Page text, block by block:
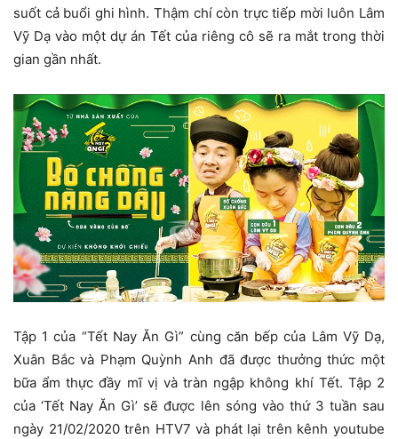
suốt cả buổi ghi hình. Thậm chí còn trực tiếp mời luôn Lâm
Vỹ Dạ vào một dự án Tết của riêng cô sẽ ra mắt trong thời
gian gần nhất.
Tập 1 của “Tết Nay Ăn Gì” cùng căn bếp của Lâm Vỹ Dạ,
Xuân Bắc và Phạm Quỳnh Anh đã được thưởng thức một
bữa ẩm thực đầy mĩ vị và tràn ngập không khí Tết. Tập 2
của ‘Tết Nay Ăn Gì’ sẽ được lên sóng vào thứ 3 tuần sau
ngày 21/02/2020 trên HTV7 và phát lại trên kênh youtube